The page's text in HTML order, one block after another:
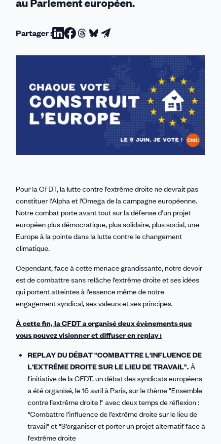
Partager :Partager
sur
Partager
sur
Partager
sur
Threads
Partager
sur
Bluesky
Partager
par
email
Pour la CFDT, la lutte contre l’extrême droite ne devrait pas
constituer l’Alpha et l’Omega de la campagne européenne.
Notre combat porte avant tout sur la défense d’un projet
européen plus démocratique, plus solidaire, plus social, une
Europe à la pointe dans la lutte contre le changement
climatique.
Cependant, face à cette menace grandissante, notre devoir
est de combattre sans relâche l’extrême droite et ses idées
qui portent atteintes à l’essence même de notre
engagement syndical, ses valeurs et ses principes.
À cette fin, la CFDT a organisé deux évènements que
vous pouvez visionner et diffuser en replay :
REPLAY DU DÉBAT "COMBATTRE L'INFLUENCE DE
L'EXTRÊME DROITE SUR LE LIEU DE TRAVAIL". À
l'initiative de la CFDT, un débat des syndicats européens
a été organisé, le 16 avril à Paris, sur le thème "Ensemble
contre l’extrême droite !" avec deux temps de réflexion :
"Combattre l’influence de l’extrême droite sur le lieu de
travail" et "S’organiser et porter un projet alternatif face à
l’extrême droite